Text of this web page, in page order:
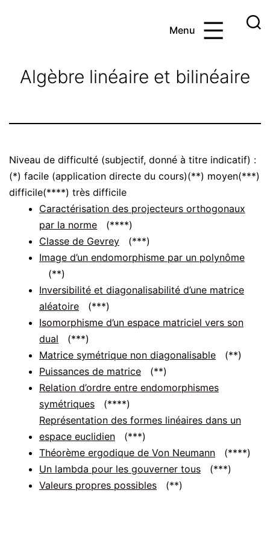
les
Menu
Algèbre linéaire et bilinéaire
Niveau de difficulté (subjectif, donné à titre indicatif) :
(*) facile (application directe du cours)(**) moyen(***)
difficile(****) très difficile
Caractérisation des projecteurs orthogonaux
par la norme (****)
Classe de Gevrey (***)
Image d’un endomorphisme par un polynôme
(**)
Inversibilité et diagonalisabilité d’une matrice
aléatoire (***)
Isomorphisme d’un espace matriciel vers son
dual (***)
Matrice symétrique non diagonalisable (**)
Puissances de matrice (**)
Relation d’ordre entre endomorphismes
symétriques (****)
Représentation des formes linéaires dans un
espace euclidien (***)
Théorème ergodique de Von Neumann (****)
Un lambda pour les gouverner tous (***)
Valeurs propres possibles (**)